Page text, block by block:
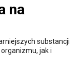
na
substancji
jak i